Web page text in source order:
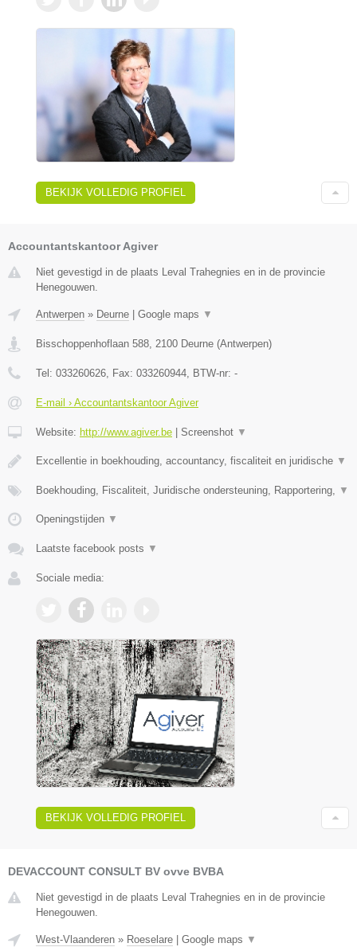
BEKIJK VOLLEDIG PROFIEL
Accountantskantoor Agiver
Niet gevestigd in de plaats Leval Trahegnies en in de provincie
Henegouwen.
Antwerpen » Deurne | Google maps ▼
Bisschoppenhoflaan 588 2100 Deurne (Antwerpen)
Tel: 033260626 , Fax: 033260944 , BTW-nr: -
E-mail › Accountantskantoor Agiver
Website: http://www.agiver.be | Screenshot ▼
Excellentie in boekhouding, accountancy, fiscaliteit en juridische ▼
Boekhouding, Fiscaliteit, Juridische ondersteuning, Rapportering, ▼
Openingstijden ▼
Laatste facebook posts ▼
Sociale media:
BEKIJK VOLLEDIG PROFIEL
DEVACCOUNT CONSULT BV ovve BVBA
Niet gevestigd in de plaats Leval Trahegnies en in de provincie
Henegouwen.
West-Vlaanderen » Roeselare Google maps ▼